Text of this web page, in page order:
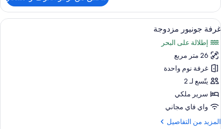
غرفة
بريميم
مزدوجة
سرير
كبير
بمنظر
للبحر
استعراض
جميع
صور
غرفة
جونيور
مزدوجة
ستائر تعتيم ومكواة/لوح كي وبديكورات
1
غرفة جونيور مزدوجة
إطلالة على البحر
26 متر مربع
غرفة نوم واحدة
يتّسع لـ 2
سرير ملكي
واي فاي مجاني
المزيد من التفاصيل
المزيد